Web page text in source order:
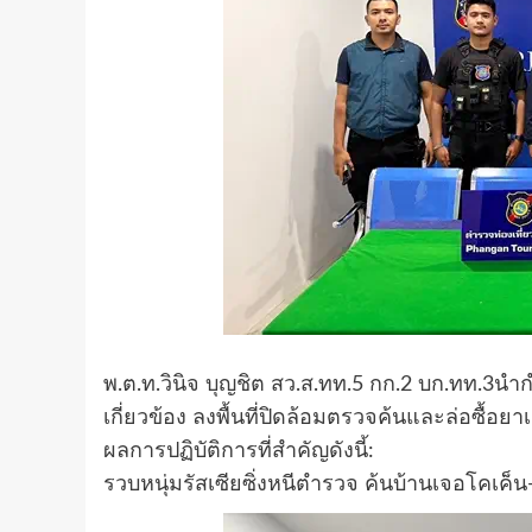
พ.ต.ท.วินิจ บุญชิต สว.ส.ทท.5 กก.2 บก.ทท.3น
เกี่ยวข้อง ลงพื้นที่ปิดล้อมตรวจค้นและล่อซื้อยา
ผลการปฏิบัติการที่สำคัญดังนี้:
รวบหนุ่มรัสเซียซิ่งหนีตำรวจ ค้นบ้านเจอโคเค็